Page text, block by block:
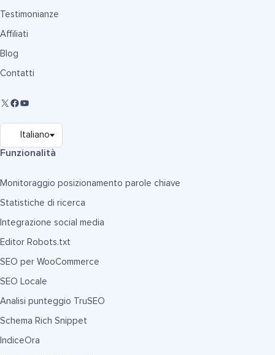
Testimonianze
Affiliati
Blog
Contatti
Funzionalità
Monitoraggio posizionamento parole chiave
Statistiche di ricerca
Integrazione social media
Editor Robots.txt
SEO per WooCommerce
SEO Locale
Analisi punteggio TruSEO
Schema Rich Snippet
IndiceOra